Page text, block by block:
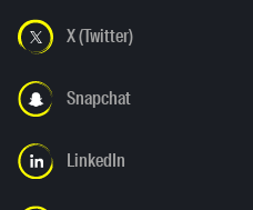
X (Twitter)
Snapchat
LinkedIn